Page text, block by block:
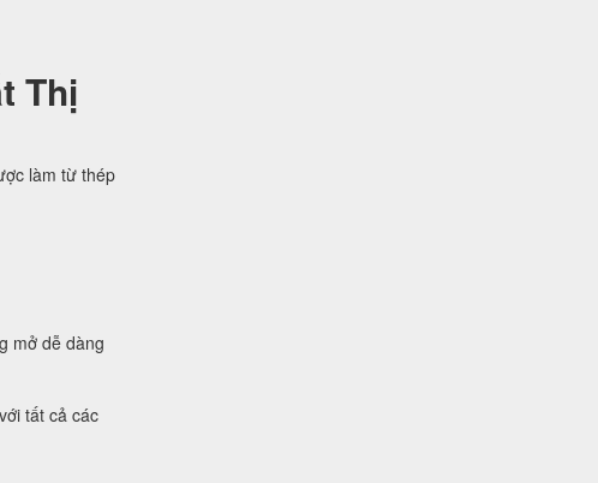
Thị
làm từ thép
mở dễ dàng
tất cả các